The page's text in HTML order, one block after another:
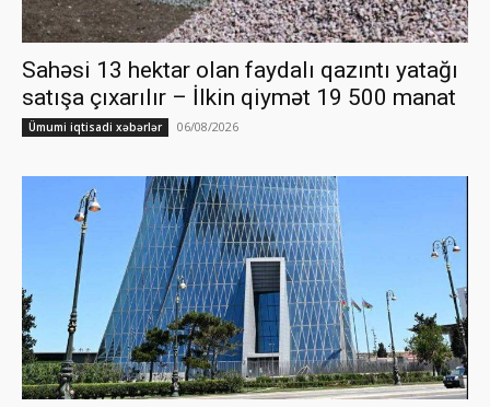
Sahəsi 13 hektar olan faydalı qazıntı yatağı
satışa çıxarılır – İlkin qiymət 19 500 manat
Ümumi iqtisadi xəbərlər 06/08/2026